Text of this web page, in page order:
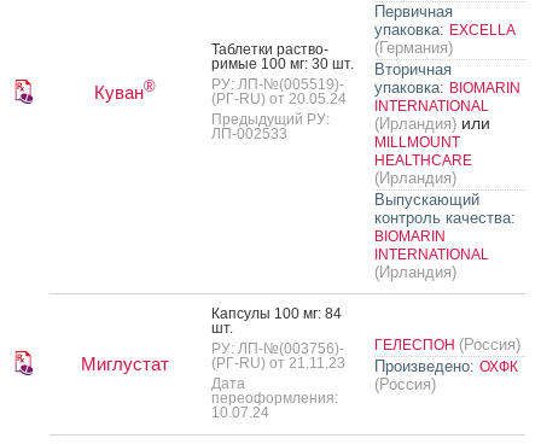
Куван®
Таб­летки рас­тво­
римые 100 мг: 30 шт.
РУ: ЛП-№(005519)-
(РГ-RU) от 20.05.24
Предыдущий РУ:
ЛП-002533
Первичная
упаковка: EXCELLA
(Германия)
Вторичная
упаковка: BIOMARIN
INTERNATIONAL
(Ирландия) или
MILLMOUNT
HEALTHCARE
(Ирландия)
Выпускающий
контроль качества:
BIOMARIN
INTERNATIONAL
(Ирландия)
Миглустат
Кап­су­лы 100 мг: 84
шт.
РУ: ЛП-№(003756)-
(РГ-RU) от 21.11.23
Дата
переоформления:
10.07.24
ГЕЛЕСПОН (Россия)
Произведено: ОХФК
(Россия)